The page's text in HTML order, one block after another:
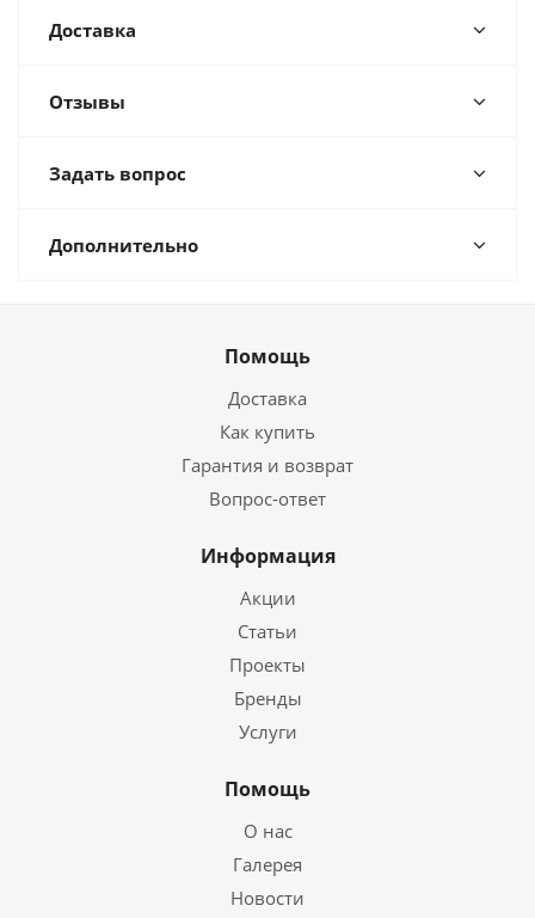
Доставка
Отзывы
Задать вопрос
Дополнительно
Помощь
Доставка
Как купить
Гарантия и возврат
Вопрос-ответ
Информация
Акции
Статьи
Проекты
Бренды
Услуги
Помощь
О нас
Галерея
Новости